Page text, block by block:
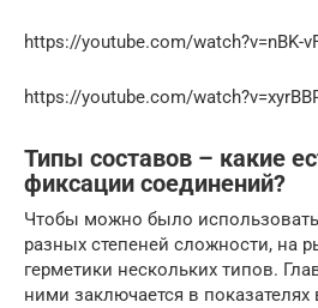
https://youtube.com/watch?v=nBK-
https://youtube.com/
Типы составов – какие
фиксации соединений?
Чтобы можно было
разных степеней сложности, на
герметики нескольких типов.
ними заключается в показателях